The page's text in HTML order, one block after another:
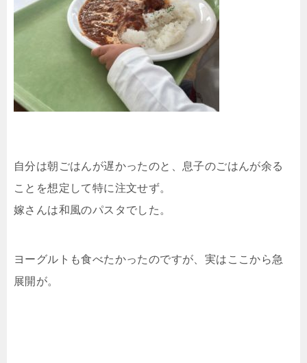
自分は朝ごはんが遅かったのと、息子のごはんが余る
ことを想定して特に注文せず。
嫁さんは和風のパスタでした。
ヨーグルトも食べたかったのですが、実はここから急
展開が。